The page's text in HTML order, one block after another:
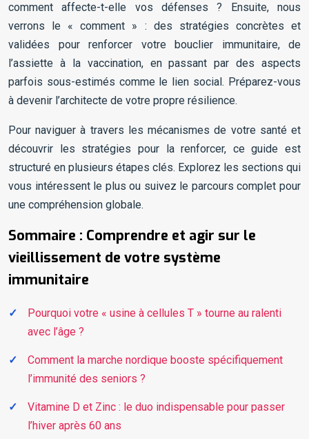
comment affecte-t-elle vos défenses ? Ensuite, nous
verrons le « comment » : des stratégies concrètes et
validées pour renforcer votre bouclier immunitaire, de
l’assiette à la vaccination, en passant par des aspects
parfois sous-estimés comme le lien social. Préparez-vous
à devenir l’architecte de votre propre résilience.
Pour naviguer à travers les mécanismes de votre santé et
découvrir les stratégies pour la renforcer, ce guide est
structuré en plusieurs étapes clés. Explorez les sections qui
vous intéressent le plus ou suivez le parcours complet pour
une compréhension globale.
Sommaire : Comprendre et agir sur le
vieillissement de votre système
immunitaire
Pourquoi votre « usine à cellules T » tourne au ralenti
avec l’âge ?
Comment la marche nordique booste spécifiquement
l’immunité des seniors ?
Vitamine D et Zinc : le duo indispensable pour passer
l’hiver après 60 ans